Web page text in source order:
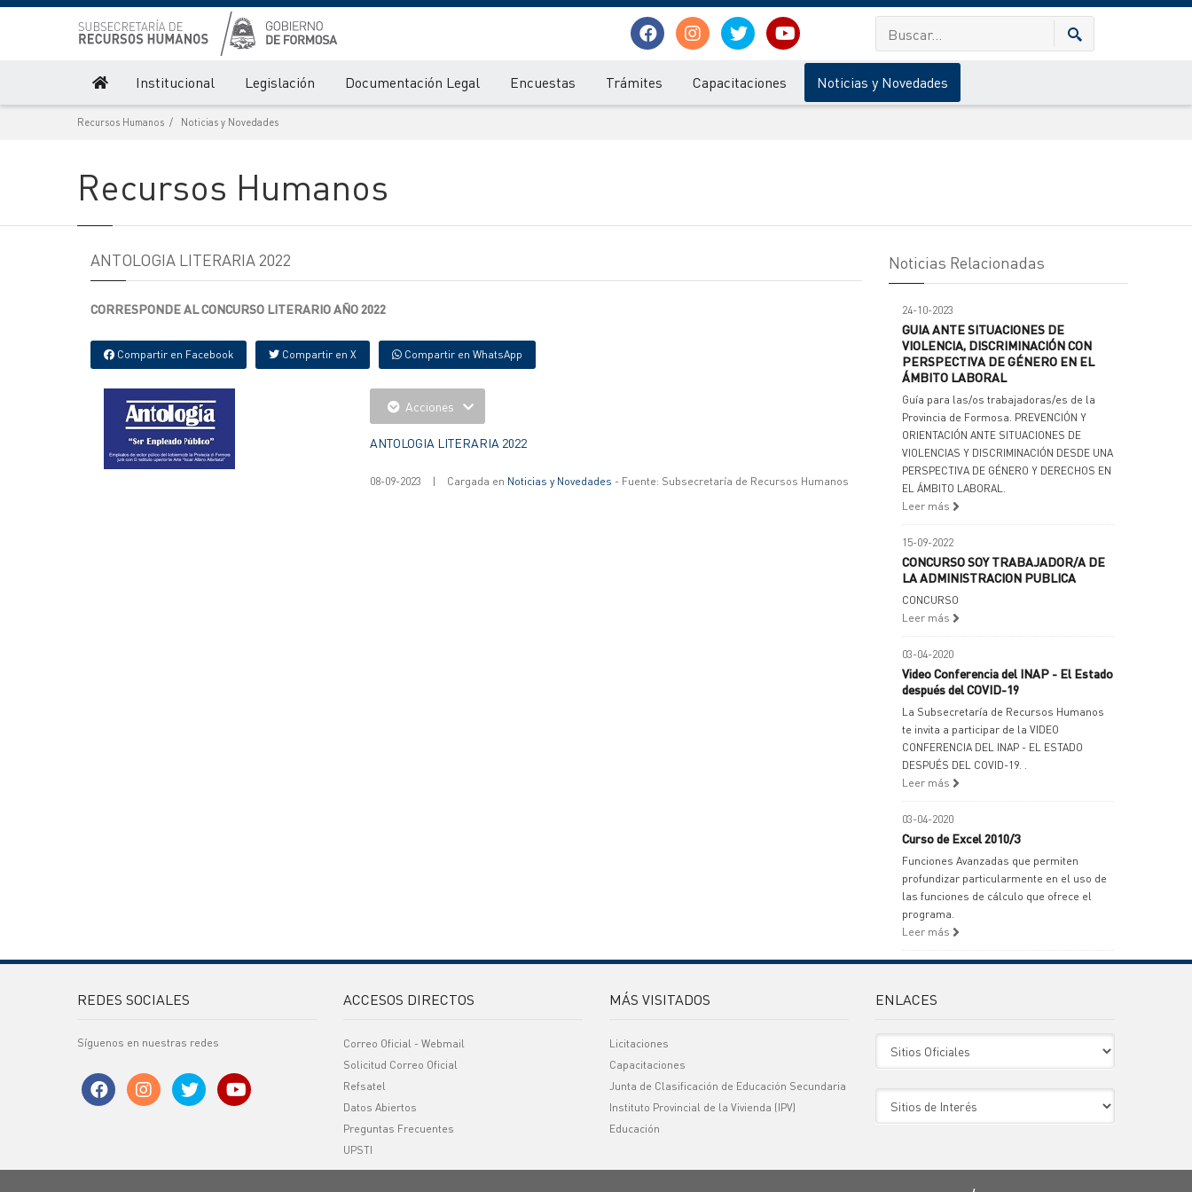
Institucional Legislación Documentación Legal Encuestas Trámites Capacitaciones Noticias y Novedades
Recursos Humanos Noticias y Novedades
Recursos Humanos
ANTOLOGIA LITERARIA 2022
CORRESPONDE AL CONCURSO LITERARIO AÑO 2022
Compartir en Facebook Compartir en X Compartir en WhatsApp
Acciones
ANTOLOGIA LITERARIA 2022
08-09-2023 | Cargada en Noticias y Novedades - Fuente: Subsecretaría de Recursos Humanos
Noticias Relacionadas
24-10-2023
GUIA ANTE SITUACIONES DE
VIOLENCIA, DISCRIMINACIÓN CON
PERSPECTIVA DE GÉNERO EN EL
ÁMBITO LABORAL
Guía para las/os trabajadoras/es de la
Provincia de Formosa. PREVENCIÓN Y
ORIENTACIÓN ANTE SITUACIONES DE
VIOLENCIAS Y DISCRIMINACIÓN DESDE UNA
PERSPECTIVA DE GÉNERO Y DERECHOS EN
EL ÁMBITO LABORAL.
Leer más
15-09-2022
CONCURSO SOY TRABAJADOR/A DE
LA ADMINISTRACION PUBLICA
CONCURSO
Leer más
03-04-2020
Video Conferencia del INAP - El Estado
después del COVID-19
La Subsecretaría de Recursos Humanos
te invita a participar de la VIDEO
CONFERENCIA DEL INAP - EL ESTADO
DESPUÉS DEL COVID-19. .
Leer más
03-04-2020
Curso de Excel 2010/3
Funciones Avanzadas que permiten
profundizar particularmente en el uso de
las funciones de cálculo que ofrece el
programa.
Leer más
REDES SOCIALES
Síguenos en nuestras redes
ACCESOS DIRECTOS
Correo Oficial - Webmail
Solicitud Correo Oficial
Refsatel
Datos Abiertos
Preguntas Frecuentes
UPSTI
MÁS VISITADOS
Licitaciones
Capacitaciones
Junta de Clasificación de Educación Secundaria
Instituto Provincial de la Vivienda (IPV)
Educación
ENLACES